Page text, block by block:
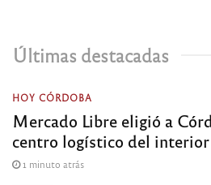
Últimas destacadas
HOY CÓRDOBA
Mercado Libre eligió a
centro logístico del interior
1 minuto atrás